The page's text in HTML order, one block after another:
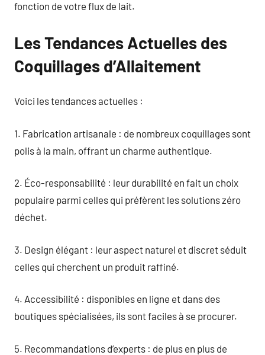
fonction de votre flux de lait.
Les Tendances Actuelles des
Coquillages d’Allaitement
Voici les tendances actuelles :
1. Fabrication artisanale : de nombreux coquillages sont
polis à la main, offrant un charme authentique.
2. Éco-responsabilité : leur durabilité en fait un choix
populaire parmi celles qui préfèrent les solutions zéro
déchet.
3. Design élégant : leur aspect naturel et discret séduit
celles qui cherchent un produit raffiné.
4. Accessibilité : disponibles en ligne et dans des
boutiques spécialisées, ils sont faciles à se procurer.
5. Recommandations d’experts : de plus en plus de